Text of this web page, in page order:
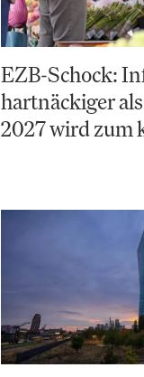
EZB-Schock:
hartnäckiger
2027 wird zum